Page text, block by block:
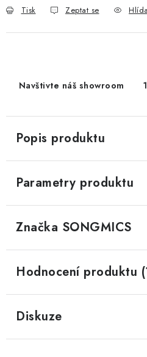
Tisk Zeptat se
Navštivte náš showroom
Popis produktu
Parametry produktu
Značka SONGMICS
Hodnocení produktu
Diskuze